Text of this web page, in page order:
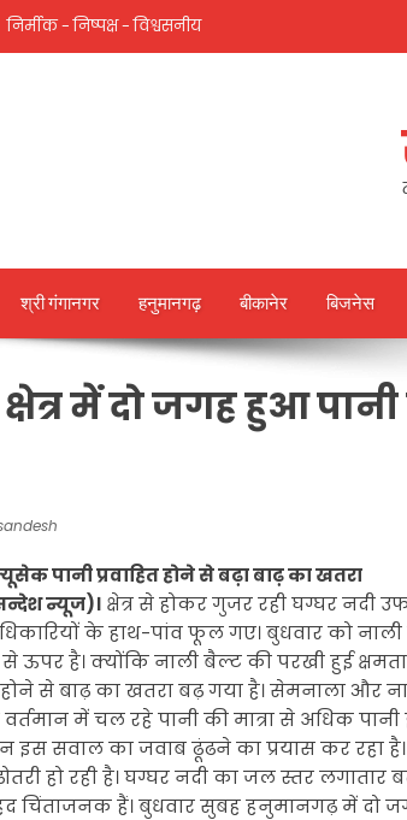
निर्मीक - निष्पक्ष - विश्वसनीय
श्री गंगानगर हनुमानगढ़ बीकानेर बिजनेस
में दो जगह हुआ पानी
पानी प्रवाहित होने से बढ़ा बाढ़ का खतरा
न्यूज)। क्षेत्र से होकर गुजर रही घग्घर नदी
के हाथ-पांव फूल गए। बुधवार को नाली
ऊपर है। क्योंकि नाली बैल्ट की परखी हुई
होने से बाढ़ का खतरा बढ़ गया है। सेमनाला और
में चल रहे पानी की मात्रा से अधिक
इस सवाल का जवाब ढूंढने का प्रयास कर रहा
हो रही है। घग्घर नदी का जल स्तर
चिंताजनक हैं। बुधवार सुबह हनुमानगढ़ में दो